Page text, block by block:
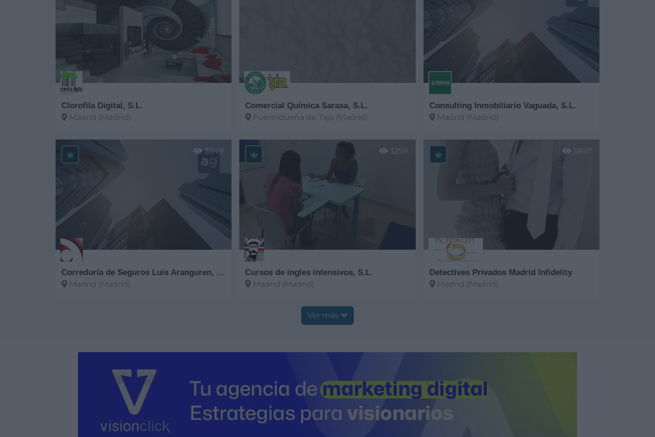
Clorofila Digital, S.L.
Madrid (Madrid)
Ver más
Comercial Química Sarasa, S.L.
Fuentidueña de Tajo (Madrid)
Ver más
Consulting Inmobiliario Vaguada, S.L.
Madrid (Madrid)
Ver más
Correduría de Seguros Luis Aranguren, S.L.
Madrid (Madrid)
3849
Cursos de ingles intensivos, S.L.
Madrid (Madrid)
3259
Detectives Privados Madrid Infidelity
Madrid (Madrid)
3847
Ver más